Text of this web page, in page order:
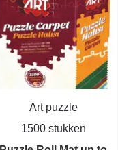
Art puzzle
1500 stukken